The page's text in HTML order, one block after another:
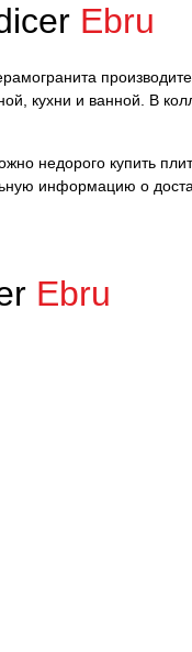
Ebru
кухни и ванной. В
недорого купить
информацию о
Ebru